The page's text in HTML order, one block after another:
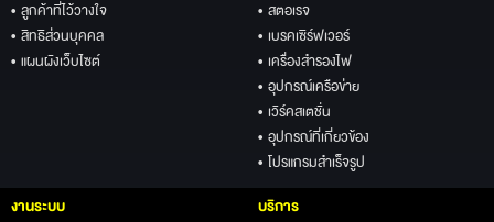
• ลูกค้าที่ไว้วางใจ
• สิทธิส่วนบุคคล
• แผนผังเว็บไซต์
• สตอเรจ
• เบรคเซิร์ฟเวอร์
• เครื่องสำรองไฟ
• อุปกรณ์เครือข่าย
• เวิร์คสเตชั่น
• อุปกรณ์ที่เกี่ยวข้อง
• โปรแกรมสำเร็จรูป
งานระบบ บริการ